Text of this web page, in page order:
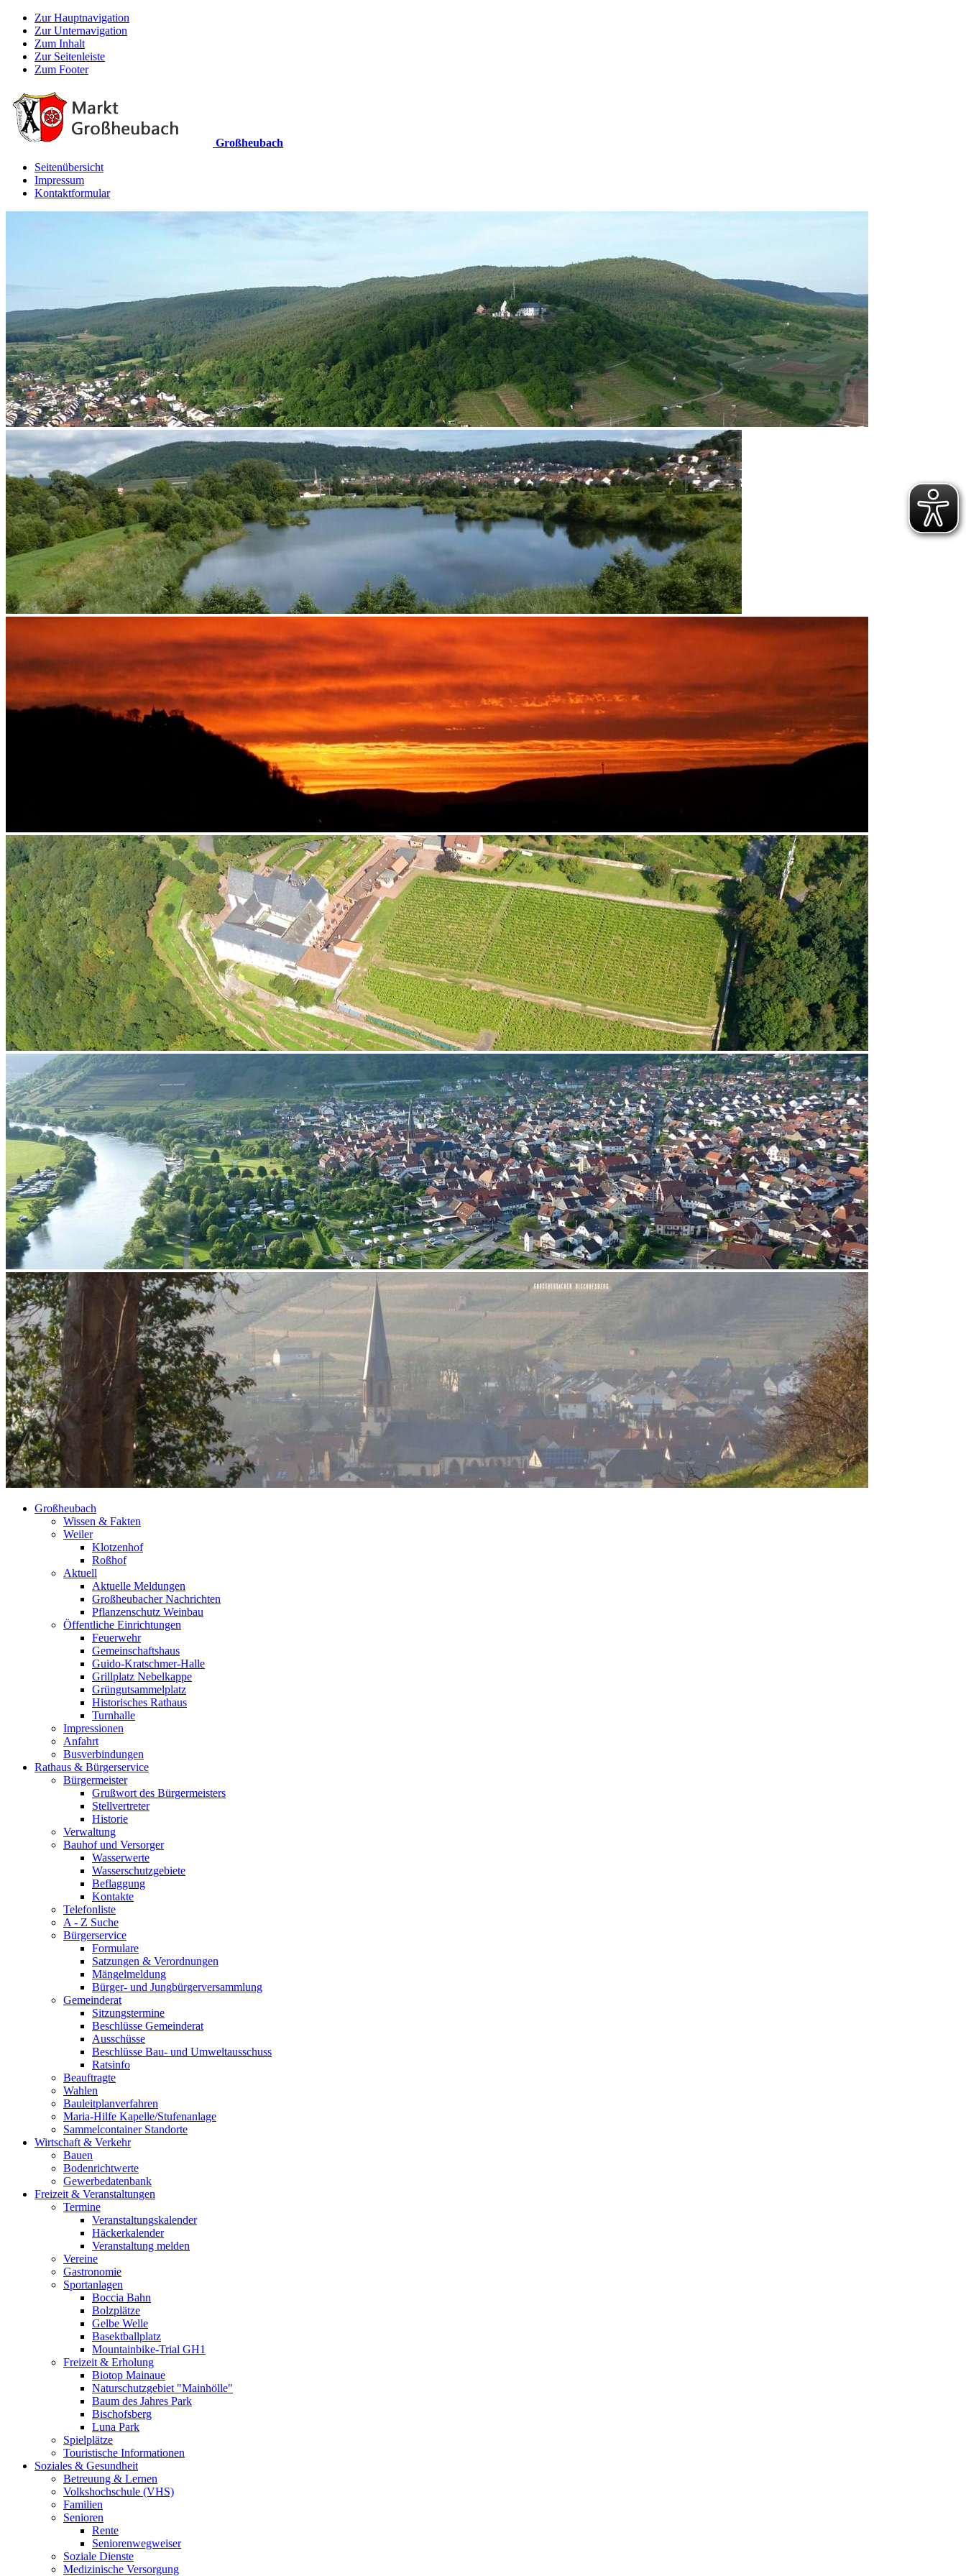
Zur Hauptnavigation
Zur Unternavigation
Zum Inhalt
Zur Seitenleiste
Zum Footer
Großheubach
Seitenübersicht
Impressum
Kontaktformular
Großheubach
Wissen & Fakten
Weiler
Klotzenhof
Roßhof
Aktuell
Aktuelle Meldungen
Großheubacher Nachrichten
Pflanzenschutz Weinbau
Öffentliche Einrichtungen
Feuerwehr
Gemeinschaftshaus
Guido-Kratschmer-Halle
Grillplatz Nebelkappe
Grüngutsammelplatz
Historisches Rathaus
Turnhalle
Impressionen
Anfahrt
Busverbindungen
Rathaus & Bürgerservice
Bürgermeister
Grußwort des Bürgermeisters
Stellvertreter
Historie
Verwaltung
Bauhof und Versorger
Wasserwerte
Wasserschutzgebiete
Beflaggung
Kontakte
Telefonliste
A - Z Suche
Bürgerservice
Formulare
Satzungen & Verordnungen
Mängelmeldung
Bürger- und Jungbürgerversammlung
Gemeinderat
Sitzungstermine
Beschlüsse Gemeinderat
Ausschüsse
Beschlüsse Bau- und Umweltausschuss
Ratsinfo
Beauftragte
Wahlen
Bauleitplanverfahren
Maria-Hilfe Kapelle/Stufenanlage
Sammelcontainer Standorte
Wirtschaft & Verkehr
Bauen
Bodenrichtwerte
Gewerbedatenbank
Freizeit & Veranstaltungen
Termine
Veranstaltungskalender
Häckerkalender
Veranstaltung melden
Vereine
Gastronomie
Sportanlagen
Boccia Bahn
Bolzplätze
Gelbe Welle
Basektballplatz
Mountainbike-Trial GH1
Freizeit & Erholung
Biotop Mainaue
Naturschutzgebiet "Mainhölle"
Baum des Jahres Park
Bischofsberg
Luna Park
Spielplätze
Touristische Informationen
Soziales & Gesundheit
Betreuung & Lernen
Volkshochschule (VHS)
Familien
Senioren
Rente
Seniorenwegweiser
Soziale Dienste
Medizinische Versorgung